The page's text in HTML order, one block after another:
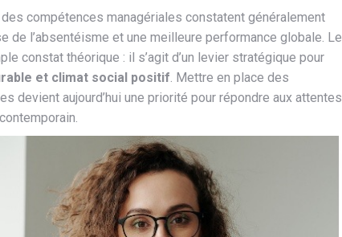
compétences managériales constatent généralement
de l’absentéisme et une meilleure performance globale. Le
constat théorique : il s’agit d’un levier stratégique pour
et climat social positif . Mettre en place des
devient aujourd’hui une priorité pour répondre aux attentes